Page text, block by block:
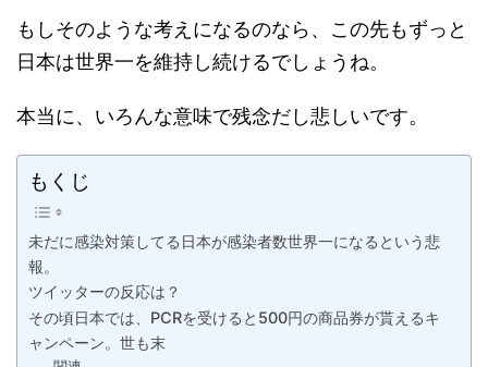
もしそのような考えになるのなら、この先もずっと
日本は世界一を維持し続けるでしょうね。
本当に、いろんな意味で残念だし悲しいです。
もくじ
未だに感染対策してる日本が感染者数世界一になるという悲
報。
ツイッターの反応は？
その頃日本では、PCRを受けると500円の商品券が貰えるキ
ャンペーン。世も末